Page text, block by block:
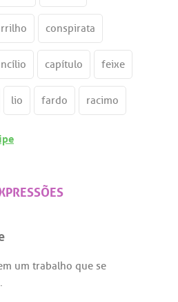
conspirata
capítulo feixe
lio fardo racimo
um trabalho que se
.